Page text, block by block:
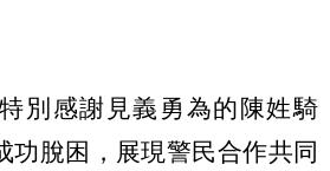
別感謝見義勇為的陳姓騎
功脫困，展現警民合作共同